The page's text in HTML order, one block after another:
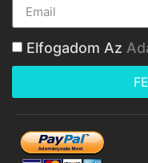
Elfogadom Az